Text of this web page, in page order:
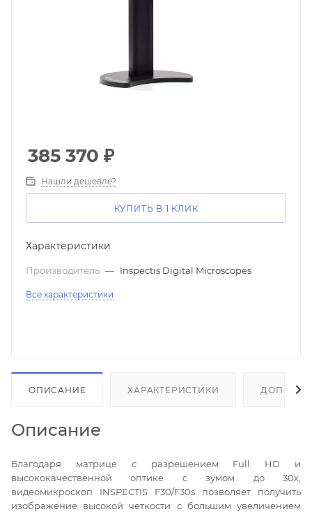
385 370 ₽
Нашли дешевле?
КУПИТЬ В 1 КЛИК
Характеристики
Производитель — Inspectis Digital Microscopes
Все характеристики
ОПИСАНИЕ ХАРАКТЕРИСТИКИ
Описание
Благодаря матрице с разрешением Full HD и
высококачественной оптике с зумом до 30х,
видеомикроскоп INSPECTIS F30/F30s позволяет получить
изображение высокой четкости с большим увеличением